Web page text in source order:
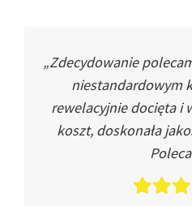
„Zdecydowanie
niestandardowym
rewelacyjnie docięta i
koszt, doskonała